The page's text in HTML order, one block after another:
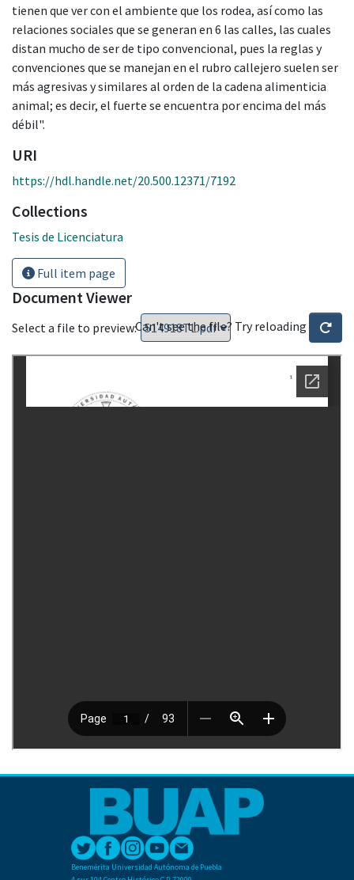
tienen que ver con el ambiente que los rodea, así como las
relaciones sociales que se generan en 6 las calles, las cuales
distan mucho de ser de tipo convencional, pues la reglas y
convenciones que se manejan en el rubro callejero suelen ser
más agresivas y similares al orden de la cadena alimenticia
animal; es decir, el fuerte se encuentra por encima del más
débil".
URI
https://hdl.handle.net/20.500.12371/7192
Collections
Tesis de Licenciatura
Full item page
Document Viewer
Select a file to preview:Can't see the file? Try reloading
Benemérita Universidad Autónoma de Puebla